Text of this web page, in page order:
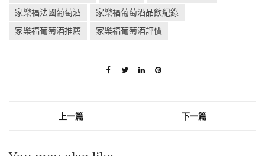
家樂福法國葡萄酒
家樂福葡萄酒品飲紀錄
家樂福葡萄酒推薦
家樂福葡萄酒評價
上一篇 下一篇